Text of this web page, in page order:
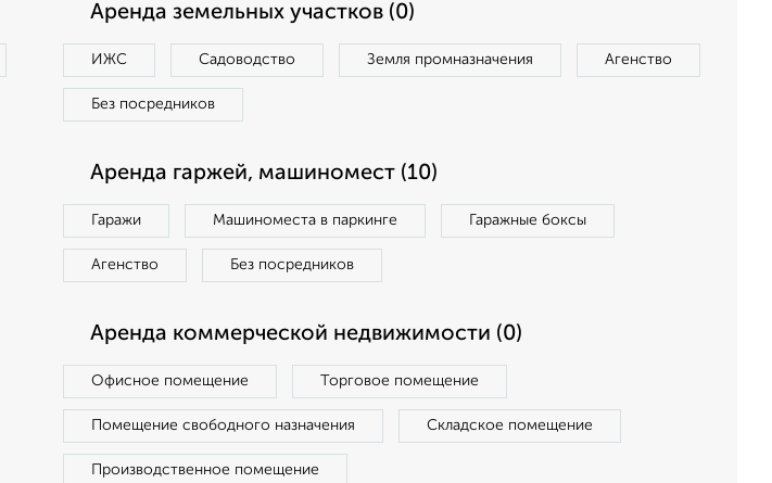
Аренда земельных участков (0)
ИЖС Садоводство Земля промназначения Агенство
Без посредников
Аренда гаржей, машиномест (10)
Гаражи Машиноместа в паркинге Гаражные боксы
Агенство Без посредников
Аренда коммерческой недвижимости (0)
Офисное помещение Торговое помещение
Помещение свободного назначения Складское помещение
Производственное помещение